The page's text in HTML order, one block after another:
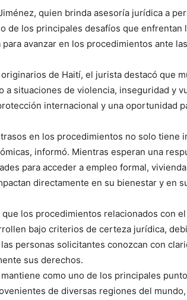
quien brinda asesoría jurídica a
de los principales desafíos que enfrentan
avanzar en los procedimientos ante
de Haití, el jurista destacó que
a situaciones de violencia, inseguridad y
internacional y una oportunidad
en los procedimientos no solo tiene
informó. Mientras esperan una
para acceder a empleo formal,
directamente en su bienestar y en
los procedimientos relacionados con
bajo criterios de certeza jurídica,
personas solicitantes conozcan con
sus derechos.
como uno de los principales
de diversas regiones del